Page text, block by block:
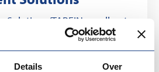
Details Over
Solutions/TAPFIN excelleert
werven en plaatsen van…